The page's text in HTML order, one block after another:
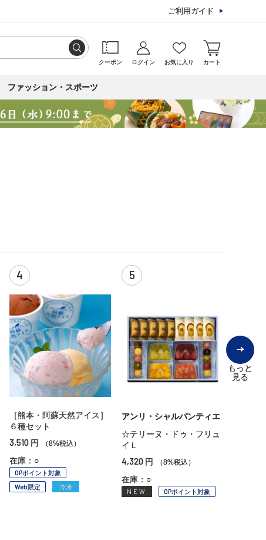
ご利用ガイド
クーポン ログイン お気に入り カート
ファッション・スポーツ
もっと
見る
4
［熊本・阿蘇天然アイス］
６種セット
3,510 円 （8%税込）
在庫：○
OPポイント対象
Web限定
冷凍
5
アンリ・シャルパンティエ
☆テリーヌ・ドゥ・フリュ
イＬ
4,320 円 （8%税込）
在庫：○
NEW OPポイント対象